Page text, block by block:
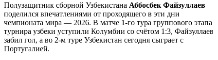
Полузащитник сборной Узбекистана Аббосбек Файзуллаев
поделился впечатлениями от проходящего в эти дни
чемпионата мира — 2026. В матче 1-го тура группового этапа
турнира узбеки уступили Колумбии со счётом 1:3, Файзуллаев
забил гол, а во 2-м туре Узбекистан сегодня сыграет с
Португалией.